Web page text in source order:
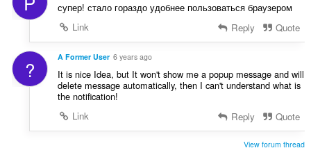
супер! стало гораздо удобнее пользоваться браузером
Link
Reply Quote
? A Former User 6 years ago
It is nice Idea, but It won't show me a popup message and will
delete message automatically, then I can't understand what is
the notification!
Link
Reply Quote
View forum thread